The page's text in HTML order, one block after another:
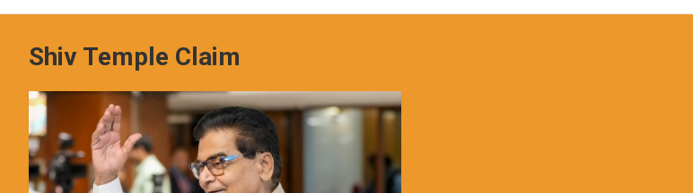
Shiv Temple Claim